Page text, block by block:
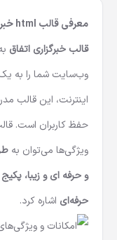
معرفی قالب html خبری اتفاق
قالب خبرگزاری اتفاق
وب‌سایت شما را به
اینترنت، این قالب
حفظ کاربران است.
ویژگی‌ها می‌توان به
و حرفه ای و زیبا،
حرفه‌ایاشاره کرد.